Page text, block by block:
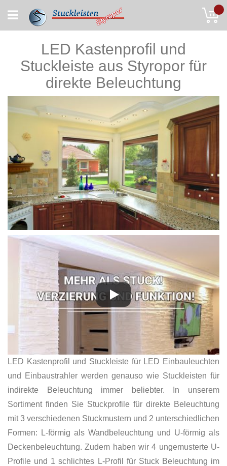
to
Content
LED Kastenprofil und
Stuckleiste aus Styropor für
direkte Beleuchtung
LED Kastenprofil und Stuckleiste für LED Einbauleuchten
und Einbaustrahler werden genauso wie Stuckleisten für
indirekte Beleuchtung immer beliebter. In unserem
Sortiment finden Sie Stuckprofile für direkte Beleuchtung
mit 3 verschiedenen Stuckmustern und 2 unterschiedlichen
Formen: L-förmig als Wandbeleuchtung und U-förmig als
Deckenbeleuchtung. Zudem haben wir 4 ungemusterte U-
Profile und 1 schlichtes L-Profil für Stuck Beleuchtung im